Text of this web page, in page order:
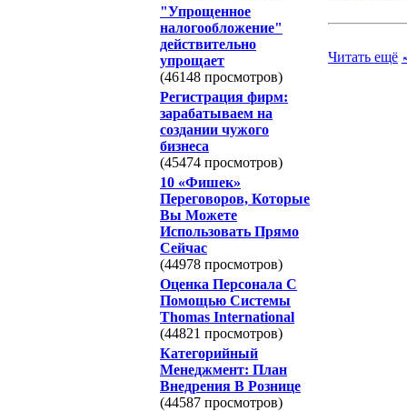
"Упрощенное
налогообложение"
действительно
упрощает
(46148 просмотров)
Регистрация фирм:
зарабатываем на
создании чужого
бизнеса
(45474 просмотров)
10 «Фишек»
Переговоров, Которые
Вы Можете
Использовать Прямо
Сейчас
(44978 просмотров)
Оценка Персонала С
Помощью Системы
Thomas International
(44821 просмотров)
Категорийный
Менеджмент: План
Внедрения В Рознице
(44587 просмотров)
Читать ещё